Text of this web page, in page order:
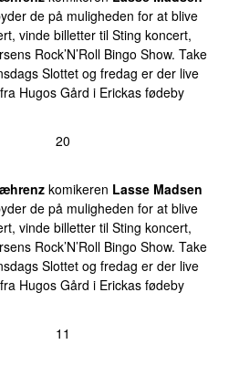
de på muligheden for at blive
vinde billetter til Sting koncert,
Rock’N’Roll Bingo Show. Take
Slottet og fredag er der live
fra Hugos Gård i Erickas fødeby
20
komikeren Lasse Madsen
de på muligheden for at blive
vinde billetter til Sting koncert,
Rock’N’Roll Bingo Show. Take
Slottet og fredag er der live
fra Hugos Gård i Erickas fødeby
11